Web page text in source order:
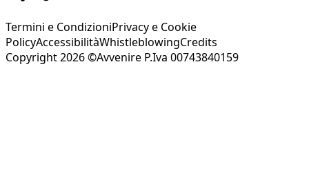
Termini e CondizioniPrivacy e Cookie
PolicyAccessibilitàWhistleblowingCredits
Copyright 2026 ©Avvenire P.Iva 00743840159